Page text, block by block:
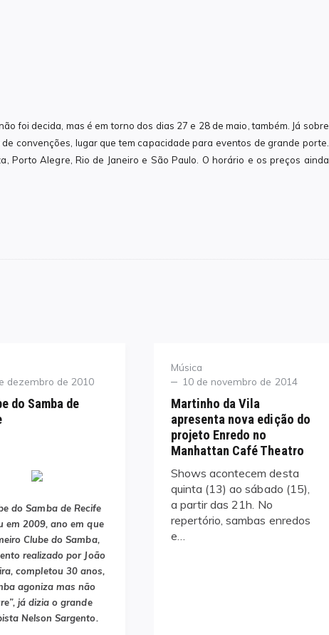
foi decida, mas é em torno dos dias 27 e 28 de maio, também. Já sobre
convenções, lugar que tem capacidade para eventos de grande porte.
Porto Alegre, Rio de Janeiro e São Paulo. O horário e os preços ainda
dezembro de 2010
do Samba de
do Samba de Recife
em 2009, ano em que
Clube do Samba,
realizado por João
completou 30 anos,
agoniza mas não
já dizia o grande
Nelson Sargento.
Category
Música
Posted
10 de novembro de 2014
Martinho da Vila
apresenta nova edição do
projeto Enredo no
Manhattan Café Theatro
Shows acontecem desta
quinta (13) ao sábado (15),
a partir das 21h. No
repertório, sambas enredos
e…